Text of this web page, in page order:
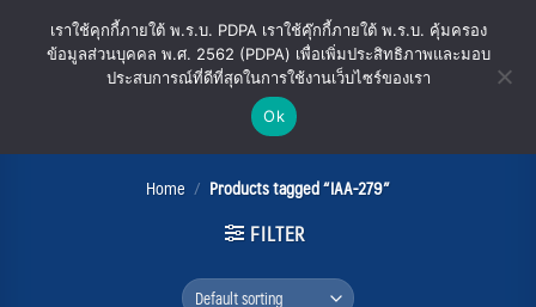
IAA-279
Home / Products tagged “IAA-279”
FILTER
เราใช้คุกกี้ภายใต้ พ.ร.บ. PDPA เราใช้คุ๊กกี้ภายใต้ พ.ร.บ. คุ้มครอง
ข้อมูลส่วนบุคคล พ.ศ. 2562 (PDPA) เพื่อเพิ่มประสิทธิภาพและมอบ
ประสบการณ์ที่ดีที่สุดในการใช้งานเว็บไซร์ของเรา
Ok